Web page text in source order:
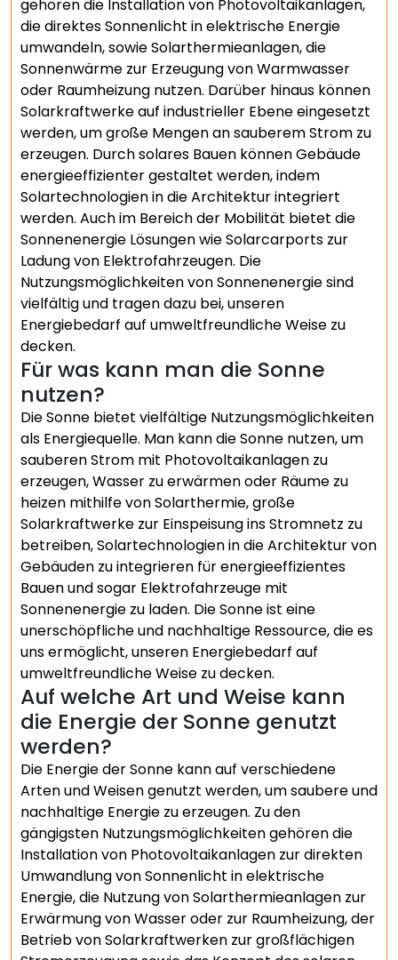
gehören die Installation von Photovoltaikanlagen,
die direktes Sonnenlicht in elektrische Energie
umwandeln, sowie Solarthermieanlagen, die
Sonnenwärme zur Erzeugung von Warmwasser
oder Raumheizung nutzen. Darüber hinaus können
Solarkraftwerke auf industrieller Ebene eingesetzt
werden, um große Mengen an sauberem Strom zu
erzeugen. Durch solares Bauen können Gebäude
energieeffizienter gestaltet werden, indem
Solartechnologien in die Architektur integriert
werden. Auch im Bereich der Mobilität bietet die
Sonnenenergie Lösungen wie Solarcarports zur
Ladung von Elektrofahrzeugen. Die
Nutzungsmöglichkeiten von Sonnenenergie sind
vielfältig und tragen dazu bei, unseren
Energiebedarf auf umweltfreundliche Weise zu
decken.
Für was kann man die Sonne
nutzen?
Die Sonne bietet vielfältige Nutzungsmöglichkeiten
als Energiequelle. Man kann die Sonne nutzen, um
sauberen Strom mit Photovoltaikanlagen zu
erzeugen, Wasser zu erwärmen oder Räume zu
heizen mithilfe von Solarthermie, große
Solarkraftwerke zur Einspeisung ins Stromnetz zu
betreiben, Solartechnologien in die Architektur von
Gebäuden zu integrieren für energieeffizientes
Bauen und sogar Elektrofahrzeuge mit
Sonnenenergie zu laden. Die Sonne ist eine
unerschöpfliche und nachhaltige Ressource, die es
uns ermöglicht, unseren Energiebedarf auf
umweltfreundliche Weise zu decken.
Auf welche Art und Weise kann
die Energie der Sonne genutzt
werden?
Die Energie der Sonne kann auf verschiedene
Arten und Weisen genutzt werden, um saubere und
nachhaltige Energie zu erzeugen. Zu den
gängigsten Nutzungsmöglichkeiten gehören die
Installation von Photovoltaikanlagen zur direkten
Umwandlung von Sonnenlicht in elektrische
Energie, die Nutzung von Solarthermieanlagen zur
Erwärmung von Wasser oder zur Raumheizung, der
Betrieb von Solarkraftwerken zur großflächigen